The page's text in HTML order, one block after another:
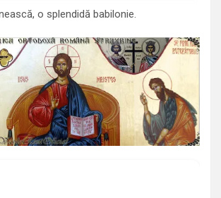
o splendidă babilonie.